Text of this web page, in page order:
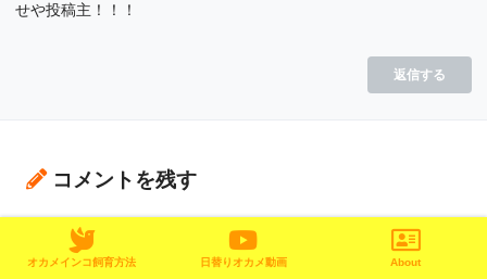
せや投稿主！！！
返信する
コメントを残す
メールアドレスが公開されることはありません。
が付いてい
る欄は必須項目です
オカメインコ飼育方法 日替りオカメ動画 About